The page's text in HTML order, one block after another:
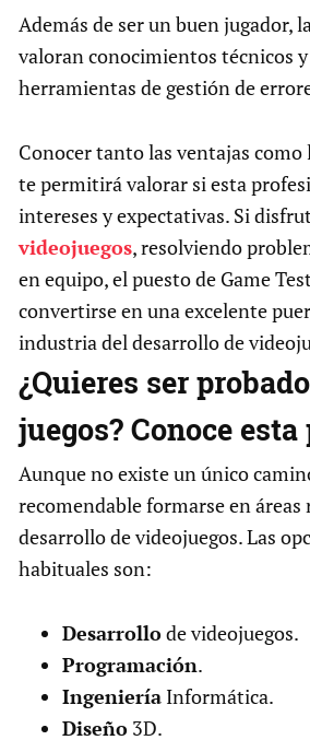
Además de ser un buen jugador,
valoran conocimientos técnicos
herramientas de gestión de
Conocer tanto las ventajas
te permitirá valorar si esta
intereses y expectativas. Si
videojuegos, resolviendo
en equipo, el puesto de Game
convertirse en una excelente
industria del desarrollo de
¿Quieres ser
juegos? Conoce
Aunque no existe un único
recomendable formarse en áreas
desarrollo de videojuegos. Las
habituales son:
Desarrollode videojuegos.
Programación.
Ingeniería Informática.
Diseño 3D.